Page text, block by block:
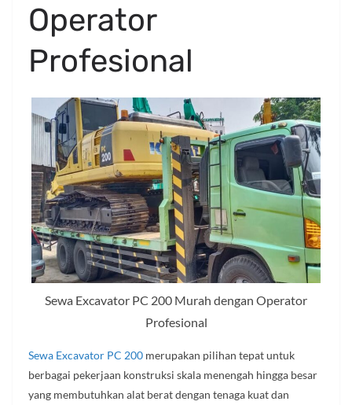
Operator
Profesional
Sewa Excavator PC 200 Murah dengan Operator
Profesional
Sewa Excavator PC 200 merupakan pilihan tepat untuk
berbagai pekerjaan konstruksi skala menengah hingga besar
yang membutuhkan alat berat dengan tenaga kuat dan